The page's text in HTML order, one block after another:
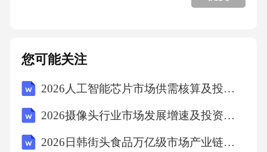
您可能关注
2026人工智能芯片市场供需核算及投资力度规划考察报告
2026摄像头行业市场发展增速及投资机会评价研究报告
2026日韩街头食品万亿级市场产业链条整合共生机制探索及民族餐饮发扬光大商业进阶路程报告